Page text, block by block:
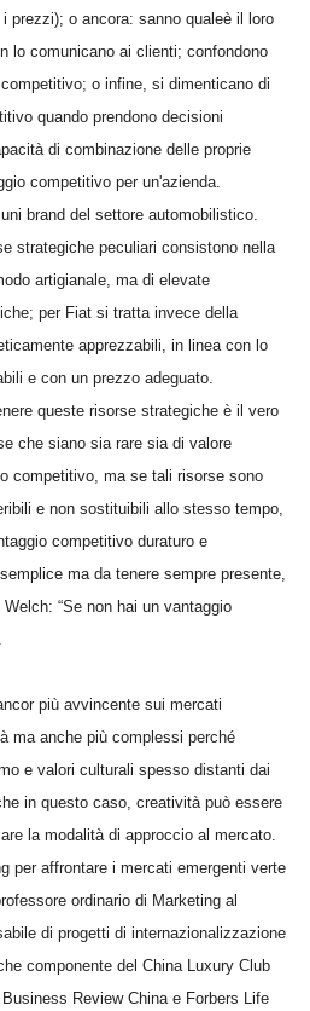
prezzi); o ancora: sanno qualeè il loro
lo comunicano ai clienti; confondono
o infine, si dimenticano di
quando prendono decisioni
di combinazione delle proprie
competitivo per un'azienda.
brand del settore automobilistico.
strategiche peculiari consistono nella
artigianale, ma di elevate
per Fiat si tratta invece della
apprezzabili, in linea con lo
e con un prezzo adeguato.
queste risorse strategiche è il vero
che siano sia rare sia di valore
competitivo, ma se tali risorse sono
e non sostituibili allo stesso tempo,
competitivo duraturo e
ma da tenere sempre presente,
“Se non hai un vantaggio
più avvincente sui mercati
ma anche più complessi perché
e valori culturali spesso distanti dai
in questo caso, creatività può essere
la modalità di approccio al mercato.
per affrontare i mercati emergenti verte
ordinario di Marketing al
di progetti di internazionalizzazione
componente del China Luxury Club
Review China e Forbers Life